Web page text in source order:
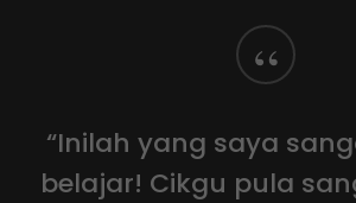
“
“Inilah yang saya
belajar! Cikgu pula